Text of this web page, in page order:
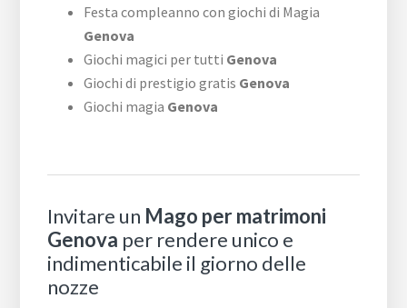
Festa compleanno con giochi di Magia
Genova
Giochi magici per tutti Genova
Giochi di prestigio gratis Genova
Giochi magia Genova
Invitare un Mago per matrimoni
Genova per rendere unico e
indimenticabile il giorno delle
nozze